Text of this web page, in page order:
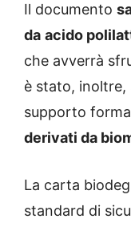
Il documento
da acido
che avverrà
è stato, inoltre,
supporto
derivati da
La carta
standard di